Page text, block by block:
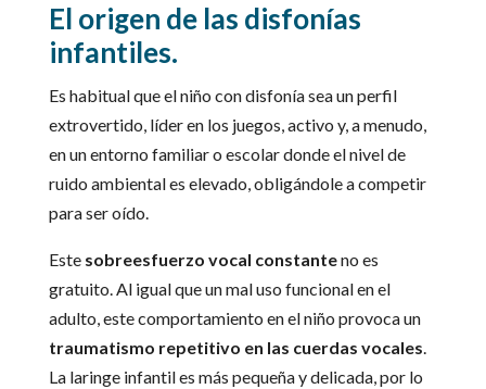
El origen de las disfonías
infantiles.
Es habitual que el niño con disfonía sea un perfil
extrovertido, líder en los juegos, activo y, a menudo,
en un entorno familiar o escolar donde el nivel de
ruido ambiental es elevado, obligándole a competir
para ser oído.
Este sobreesfuerzo vocal constanteno es
gratuito. Al igual que un mal uso funcional en el
adulto, este comportamiento en el niño provoca un
traumatismo repetitivo en las cuerdas vocales.
La laringe infantil es más pequeña y delicada, por lo